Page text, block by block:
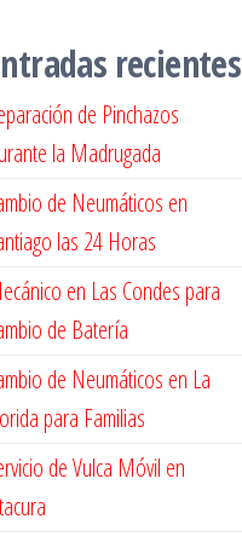
recientes
de Pinchazos
la Madrugada
de Neumáticos en
las 24 Horas
en Las Condes para
de Batería
de Neumáticos en La
para Familias
de Vulca Móvil en